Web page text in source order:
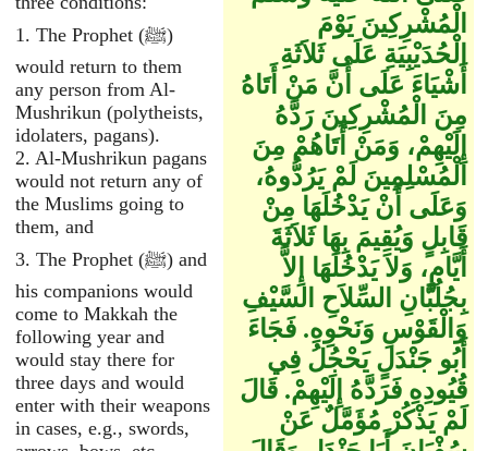
1. The Prophet (ﷺ)
would return to them
any person from Al-
Mushrikun (polytheists,
idolaters, pagans).
2. Al-Mushrikun pagans
would not return any of
the Muslims going to
them, and
3. The Prophet (ﷺ) and
his companions would
come to Makkah the
following year and
would stay there for
three days and would
enter with their weapons
in cases, e.g., swords,
الْمُشْرِكِينَ يَوْمَ
الْحُدَيْبِيَةِ عَلَى ثَلاَثَةِ
أَشْيَاءَ عَلَى أَنَّ مَنْ أَتَاهُ
مِنَ الْمُشْرِكِينَ رَدَّهُ
إِلَيْهِمْ، وَمَنْ أَتَاهُمْ مِنَ
الْمُسْلِمِينَ لَمْ يَرُدُّوهُ،
وَعَلَى أَنْ يَدْخُلَهَا مِنْ
قَابِلٍ وَيُقِيمَ بِهَا ثَلاَثَةَ
أَيَّامٍ، وَلاَ يَدْخُلَهَا إِلاَّ
بِجُلُبَّانِ السِّلاَحِ السَّيْفِ
وَالْقَوْسِ وَنَحْوِهِ‏.‏ فَجَاءَ
أَبُو جَنْدَلٍ يَحْجُلُ فِي
قُيُودِهِ فَرَدَّهُ إِلَيْهِمْ‏.‏ قَالَ
لَمْ يَذْكُرْ مُؤَمَّلٌ عَنْ